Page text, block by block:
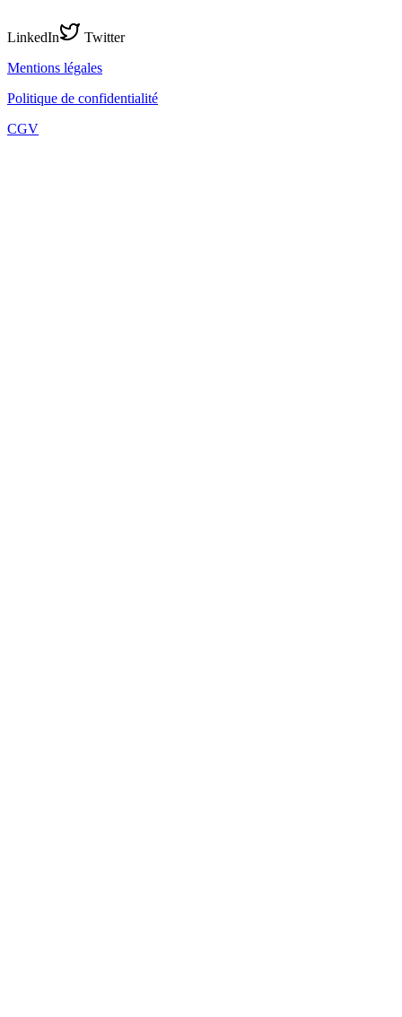
LinkedIn
Twitter
Mentions légales
Politique de confidentialité
CGV